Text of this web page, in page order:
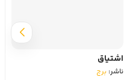
اشتیاق
ناشر: برج